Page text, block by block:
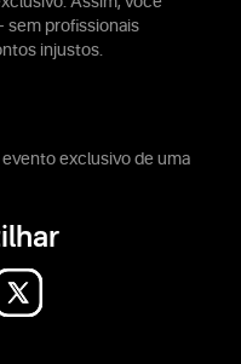
sem profissionais
injustos.
exclusivo de uma